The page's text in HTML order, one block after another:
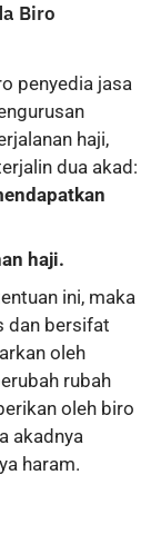
Biro
penyedia jasa
haji,
dua akad:
haji.
ini, maka
dan bersifat
oleh
rubah
oleh biro
akadnya
haram.